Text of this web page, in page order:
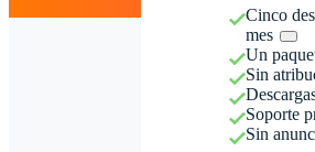
Cinco
mes
Un
Sin
Soporte
Sin